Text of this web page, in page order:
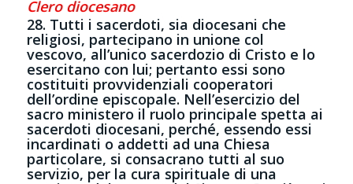
Clero diocesano
28. Tutti i sacerdoti, sia diocesani che
religiosi, partecipano in unione col
vescovo, all’unico sacerdozio di Cristo e lo
esercitano con lui; pertanto essi sono
costituiti provvidenziali cooperatori
dell’ordine episcopale. Nell’esercizio del
sacro ministero il ruolo principale spetta ai
sacerdoti diocesani, perché, essendo essi
incardinati o addetti ad una Chiesa
particolare, si consacrano tutti al suo
servizio, per la cura spirituale di una